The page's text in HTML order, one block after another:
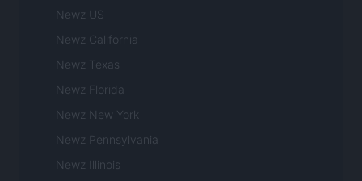
Newz US
Newz California
Newz Texas
Newz Florida
Newz New York
Newz Pennsylvania
Newz Illinois